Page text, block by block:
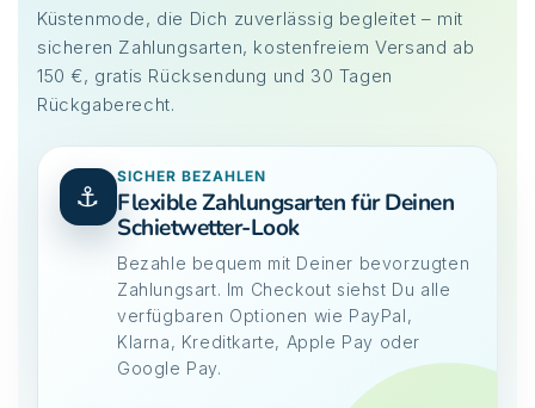
Küstenmode, die Dich zuverlässig begleitet – mit
sicheren Zahlungsarten, kostenfreiem Versand ab
150 €, gratis Rücksendung und 30 Tagen
Rückgaberecht.
⚓
SICHER BEZAHLEN
Flexible Zahlungsarten für Deinen
Schietwetter-Look
Bezahle bequem mit Deiner bevorzugten
Zahlungsart. Im Checkout siehst Du alle
verfügbaren Optionen wie PayPal,
Klarna, Kreditkarte, Apple Pay oder
Google Pay.